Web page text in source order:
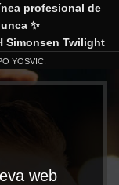
profesional de
✨
Simonsen Twilight
YOSVIC.
web